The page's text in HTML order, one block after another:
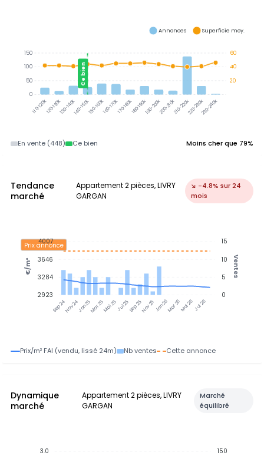
110-120k120-130k130-140k140-150k150-160k160-170k170-180k180-190k190-200k200-210k210-220k220-230k230-240k
Ce bien
60
40
20
150
100
50
0
Annonces Superficie moy.
En vente (448) Ce bien Moins cher que 79%
Tendance
marché
Appartement 2 pièces, LIVRY
GARGAN
↘ -4.8% sur 24
mois
Sep 24Nov 24Jan 25Mar 25Mai 25Jul 25Sep 25Nov 25Jan 26Mar 26Mai 26Jul 26
Prix annonce 15
10
5
0
Ventes
4007
3646
3284
2923
€/m²
Prix/m² FAI (vendu, lissé 24m) Nb ventes Cette annonce
Dynamique
marché
Appartement 2 pièces, LIVRY
GARGAN
Marché
équilibré
150
3.0